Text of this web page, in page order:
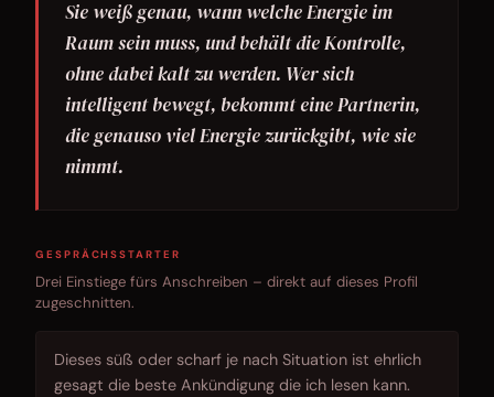
Sie weiß genau, wann welche Energie im
Raum sein muss, und behält die Kontrolle,
ohne dabei kalt zu werden. Wer sich
intelligent bewegt, bekommt eine Partnerin,
die genauso viel Energie zurückgibt, wie sie
nimmt.
GESPRÄCHSSTARTER
Drei Einstiege fürs Anschreiben – direkt auf dieses Profil
zugeschnitten.
Dieses süß oder scharf je nach Situation ist ehrlich
gesagt die beste Ankündigung die ich lesen kann.